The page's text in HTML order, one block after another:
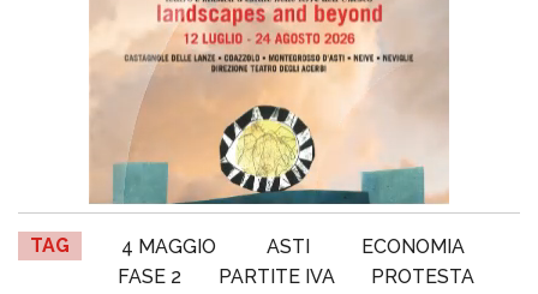
TAG 4 MAGGIO ASTI
ECONOMIA
FASE 2
PARTITE IVA
PROTESTA